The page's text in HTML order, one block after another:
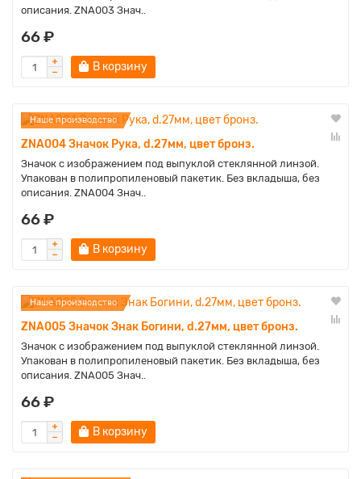
описания. ZNA003 Знач..
66 ₽
В корзину
Наше производство
ZNA004 Значок Рука, d.27мм, цвет бронз.
Значок с изображением под выпуклой стеклянной линзой.
Упакован в полипропиленовый пакетик. Без вкладыша, без
описания. ZNA004 Знач..
66 ₽
В корзину
Наше производство
ZNA005 Значок Знак Богини, d.27мм, цвет бронз.
Значок с изображением под выпуклой стеклянной линзой.
Упакован в полипропиленовый пакетик. Без вкладыша, без
описания. ZNA005 Знач..
66 ₽
В корзину